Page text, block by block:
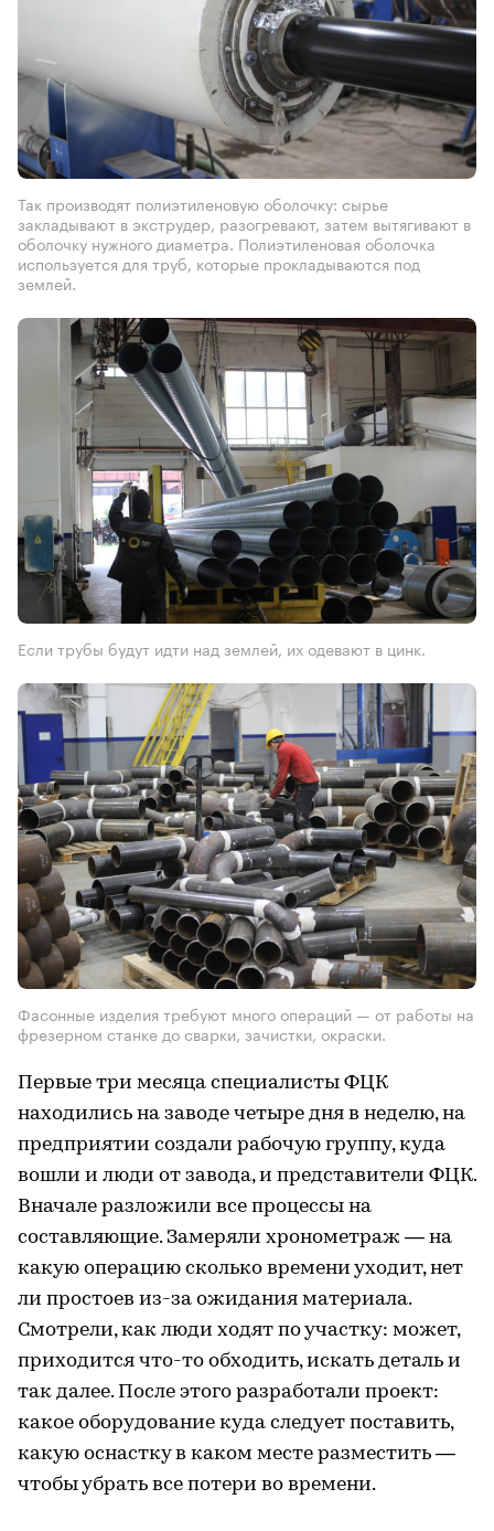
Так производят полиэтиленовую оболочку: сырье
закладывают в экструдер, разогревают, затем вытягивают в
оболочку нужного диаметра. Полиэтиленовая оболочка
используется для труб, которые прокладываются под
землей.
Если трубы будут идти над землей, их одевают в цинк.
Фасонные изделия требуют много операций — от работы на
фрезерном станке до сварки, зачистки, окраски.
Первые три месяца специалисты ФЦК
находились на заводе четыре дня в неделю, на
предприятии создали рабочую группу, куда
вошли и люди от завода, и представители ФЦК.
Вначале разложили все процессы на
составляющие. Замеряли хронометраж — на
какую операцию сколько времени уходит, нет
ли простоев из-за ожидания материала.
Смотрели, как люди ходят по участку: может,
приходится что-то обходить, искать деталь и
так далее. После этого разработали проект:
какое оборудование куда следует поставить,
какую оснастку в каком месте разместить —
чтобы убрать все потери во времени.